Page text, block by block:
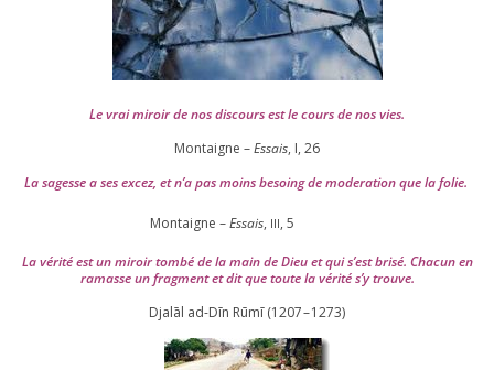
Le vrai miroir de nos dis­cours est le cours de nos vies.
Montaigne –Essais, I, 26
La sagesse a ses excez, et n’a pas moins besoing de mode­ra­tion que la folie.
Montaigne –Essais, III, 5
La véri­té est un miroir tom­bé de la main de Dieu et qui s’est bri­sé. Chacun en
ramasse un frag­ment et dit que toute la véri­té s’y trouve.
Djalāl ad-Dīn Rūmī (1207–1273)